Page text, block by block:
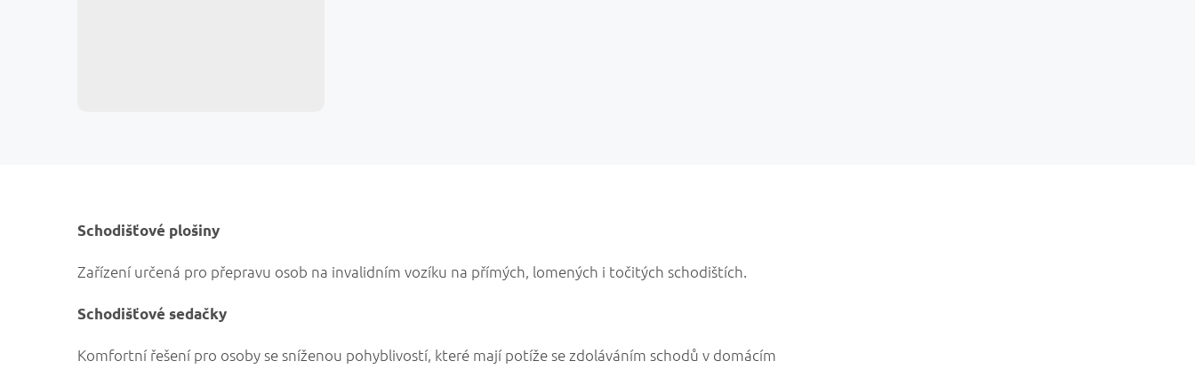
Schodišťové plošiny
Zařízení určená pro přepravu osob na invalidním vozíku na přímých, lomených i točitých schodištích.
Schodišťové sedačky
Komfortní řešení pro osoby se sníženou pohyblivostí, které mají potíže se zdoláváním schodů v domácím